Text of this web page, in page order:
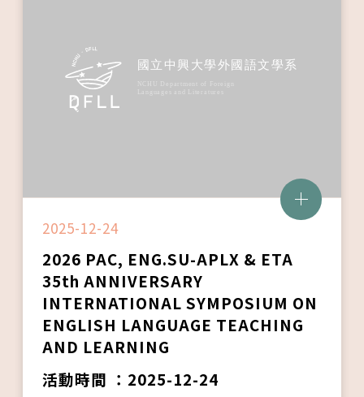
2025-12-24
2026 PAC, ENG.SU-APLX & ETA
35th ANNIVERSARY
INTERNATIONAL SYMPOSIUM ON
ENGLISH LANGUAGE TEACHING
AND LEARNING
活動時間 ：2025-12-24